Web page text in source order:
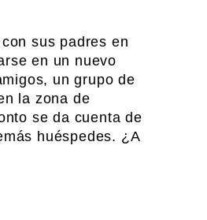
sus padres en
en un nuevo
un grupo de
la zona de
se da cuenta de
huéspedes. ¿A